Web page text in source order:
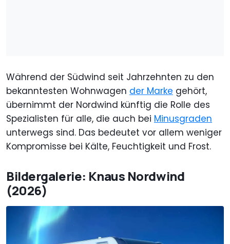
Während der Südwind seit Jahrzehnten zu den
bekanntesten Wohnwagen der Marke gehört,
übernimmt der Nordwind künftig die Rolle des
Spezialisten für alle, die auch bei Minusgraden
unterwegs sind. Das bedeutet vor allem weniger
Kompromisse bei Kälte, Feuchtigkeit und Frost.
Bildergalerie: Knaus Nordwind
(2026)